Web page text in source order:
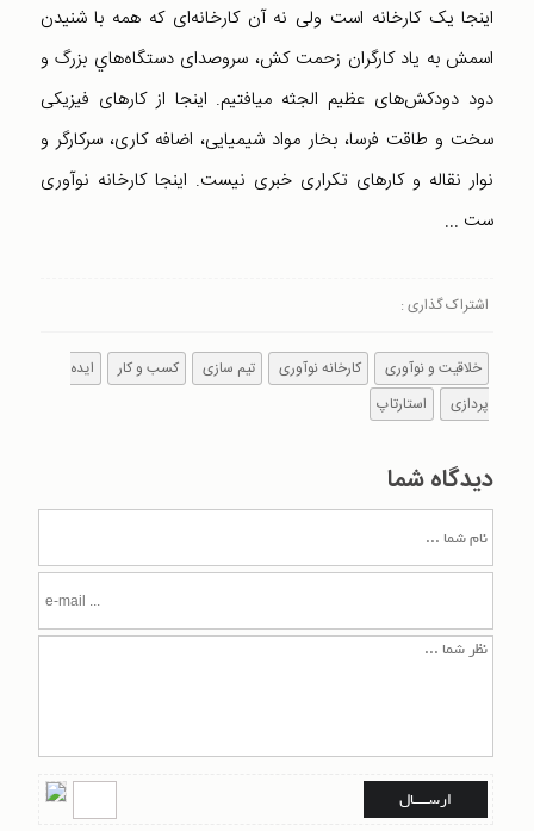
اينجا يک کارخانه است ولی نه آن کارخانه‌ای که همه با شنيدن
اسمش به ياد کارگران زحمت کش، سروصدای دستگاه‌هاي بزرگ و
دود دودکش‌های عظيم الجثه میافتيم. اينجا از کارهای فيزیکی
سخت و طاقت فرسا، بخار مواد شيميایی، اضافه کاری، سرکارگر و
نوار نقاله و کارهای تکراری خبری نيست. اينجا کارخانه نوآوری
ست ...
اشتراک گذاری :
خلاقیت و نوآوری کارخانه نوآوری تیم سازی کسب و کار
ایده
پردازی
استارتاپ
دیدگاه شما